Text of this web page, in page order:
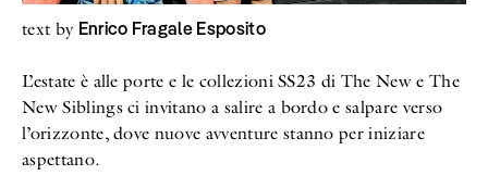
text by Enrico Fragale Esposito
L’estate è alle porte e le collezioni SS23 di The New e The
New Siblings ci invitano a salire a bordo e salpare verso
l’orizzonte, dove nuove avventure stanno per iniziare
aspettano.